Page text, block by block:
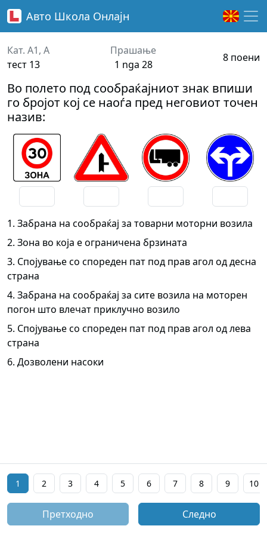
Авто Школа Онлајн
Кат. A1, A
тест 13
Прашање
1 nga 28
8 поени
Во полето под сообраќајниот знак впиши
го бројот кој се наоѓа пред неговиот точен
назив:
1. Забрана на сообраќај за товарни моторни возила
2. Зона во која е ограничена брзината
3. Спојување со спореден пат под прав агол од десна
страна
4. Забрана на сообраќај за сите возила на моторен
погон што влечат приклучно возило
5. Спојување со спореден пат под прав агол од лева
страна
6. Дозволени насоки
1 2 3 4 5 6 7 8 9 10
Претходно Следно